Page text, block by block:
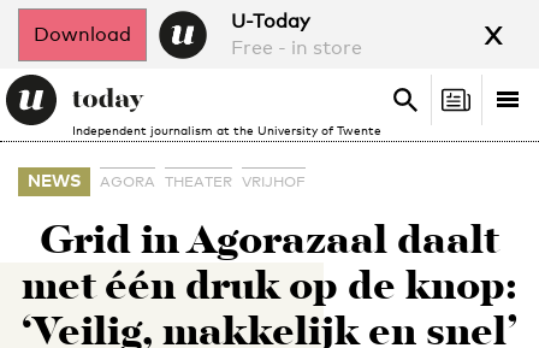
Download
U-Today
Free - in store
x
Independent journalism at the University of Twente
Search
Search
NEWS AGORA THEATER VRIJHOF
Grid in Agorazaal daalt
met één druk op de knop:
‘Veilig, makkelijk en snel’